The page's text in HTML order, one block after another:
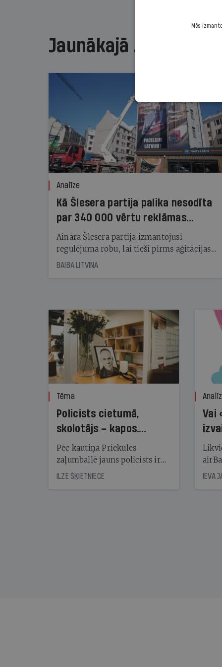
Jaunākajā žurnālā
Analīze
Kā Šlesera partija palika nesodīta
par 340 000 vērtu reklāmas
kampaņu
Aināra Šlesera partija izmantojusi
regulējuma robu, lai tieši pirms aģitācijas
starta izreklamētos par summu, kas
BAIBA LITVINA
Tēma
Policists cietumā,
skolotājs – kapos.
Reibuma cena Priekulē
Pēc kautiņa Priekules
zaļumballē jauns policists ir
nonācis cietumā, bet
cienījams pedagogs — kapos.
ILZE ŠĶIETNIECE
Vai
kas
IEVA
Mēs